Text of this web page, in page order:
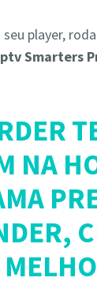
player,
Smarters
NA